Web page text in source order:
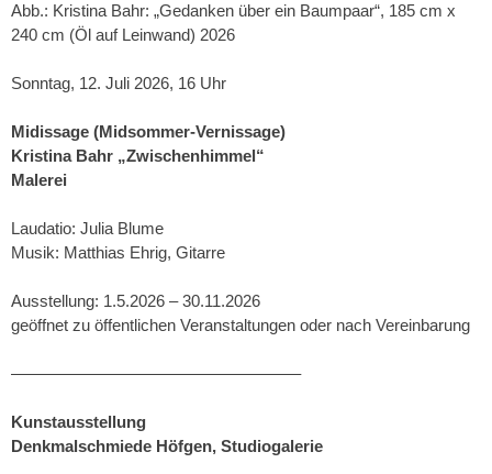
Abb.: Kristina Bahr: „Gedanken über ein Baumpaar“, 185 cm x
240 cm (Öl auf Leinwand) 2026
Sonntag, 12. Juli 2026, 16 Uhr
Midissage (Midsommer-Vernissage)
Kristina Bahr „Zwischenhimmel“
Malerei
Laudatio: Julia Blume
Musik: Matthias Ehrig, Gitarre
Ausstellung: 1.5.2026 – 30.11.2026
geöffnet zu öffentlichen Veranstaltungen oder nach Vereinbarung
–––––––––––––––––––––––––––––––––
Kunstausstellung
Denkmalschmiede Höfgen, Studiogalerie